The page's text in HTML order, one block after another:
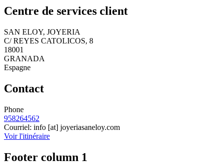
Centre de services client
SAN ELOY, JOYERIA
C/ REYES CATOLICOS, 8
18001
GRANADA
Espagne
Contact
Phone
958264562
Courriel: info [at] joyeriasaneloy.com
Voir l'itinéraire
Footer column 1